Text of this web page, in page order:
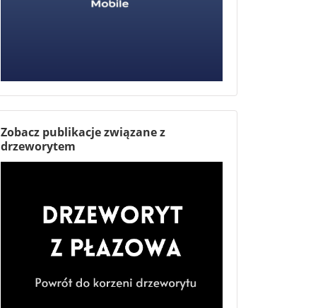
Zobacz publikacje związane z
drzeworytem